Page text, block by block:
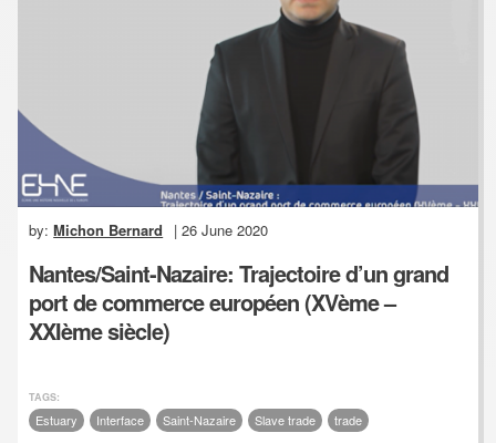
by:Michon Bernard | 26 June 2020
Nantes/Saint-Nazaire: Trajectoire d’un grand
port de commerce européen (XVème –
XXIème siècle)
TAGS:
Estuary Interface Saint-Nazaire Slave trade trade